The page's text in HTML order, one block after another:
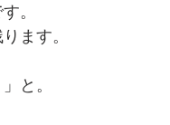
。
ます。
と。